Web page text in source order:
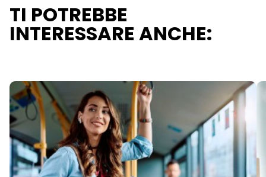
TI POTREBBE
INTERESSARE ANCHE: